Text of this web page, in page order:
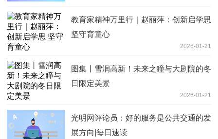
教育家精神万里行｜赵丽萍：创新启学思
坚守育童心
2026-01-21
图集丨雪润高新！未来之瞳与大剧院的冬
日限定美景
2026-01-21
光明网评论员：好的服务是公共交通的发
展方向|每日速读